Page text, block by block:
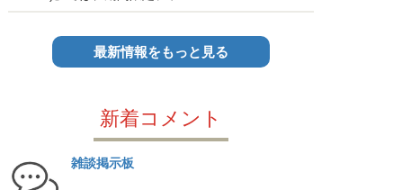
最新情報をもっと見る
新着コメント
雑談掲示板